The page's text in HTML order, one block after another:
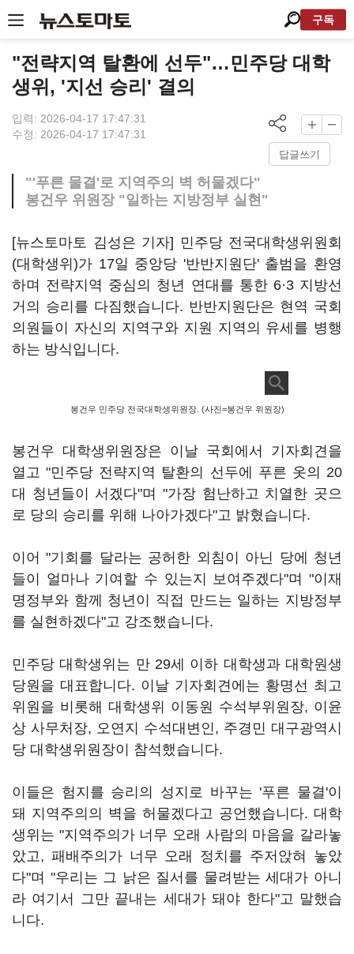
구독
"전략지역 탈환에 선두"…민주당 대학
생위, '지선 승리' 결의
입력: 2026-04-17 17:47:31
수정: 2026-04-17 17:47:31
답글쓰기
"'푸른 물결'로 지역주의 벽 허물겠다"
봉건우 위원장 "일하는 지방정부 실현"
[뉴스토마토 김성은 기자] 민주당 전국대학생위원회
(대학생위)가 17일 중앙당 '반반지원단' 출범을 환영
하며 전략지역 중심의 청년 연대를 통한 6·3 지방선
거의 승리를 다짐했습니다. 반반지원단은 현역 국회
의원들이 자신의 지역구와 지원 지역의 유세를 병행
하는 방식입니다.
봉건우 민주당 전국대학생위원장. (사진=봉건우 위원장)
봉건우 대학생위원장은 이날 국회에서 기자회견을
열고 "민주당 전략지역 탈환의 선두에 푸른 옷의 20
대 청년들이 서겠다"며 "가장 험난하고 치열한 곳으
로 당의 승리를 위해 나아가겠다"고 밝혔습니다.
이어 "기회를 달라는 공허한 외침이 아닌 당에 청년
들이 얼마나 기여할 수 있는지 보여주겠다"며 "이재
명정부와 함께 청년이 직접 만드는 일하는 지방정부
를 실현하겠다"고 강조했습니다.
민주당 대학생위는 만 29세 이하 대학생과 대학원생
당원을 대표합니다. 이날 기자회견에는 황명선 최고
위원을 비롯해 대학생위 이동원 수석부위원장, 이윤
상 사무처장, 오연지 수석대변인, 주경민 대구광역시
당 대학생위원장이 참석했습니다.
이들은 험지를 승리의 성지로 바꾸는 '푸른 물결'이
돼 지역주의의 벽을 허물겠다고 공언했습니다. 대학
생위는 "지역주의가 너무 오래 사람의 마음을 갈라놓
았고, 패배주의가 너무 오래 정치를 주저앉혀 놓았
다"며 "우리는 그 낡은 질서를 물려받는 세대가 아니
라 여기서 그만 끝내는 세대가 돼야 한다"고 말했습
니다.